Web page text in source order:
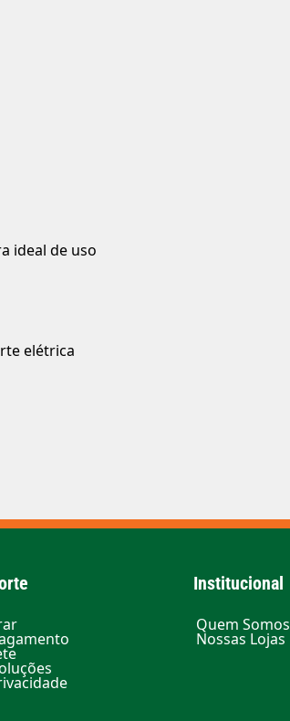
ideal de uso
elétrica
Institucional
Quem Somos
Nossas Lojas